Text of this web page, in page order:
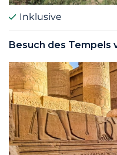
Inklusive
Besuch des Tempels